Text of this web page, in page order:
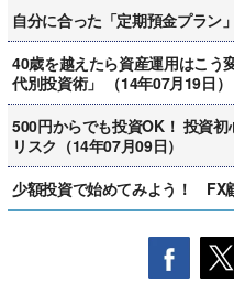
自分に合った「定期預金プラン
40歳を越えたら資産運用はこ
代別投資術」 （14年07月19日）
500円からでも投資OK！ 投資
リスク（14年07月09日）
少額投資で始めてみよう！ FX